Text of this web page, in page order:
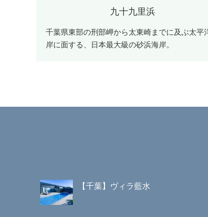
九十九里浜
千葉県東部の刑部岬から太東崎までに及ぶ太平
岸に面する、日本最大級の砂浜海岸。
【千葉】ヴィラ藍水